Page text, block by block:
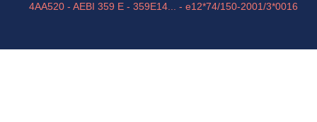
4AA520 - AEBI 359 E - 359E14... - e12*74/150-2001/3*0016